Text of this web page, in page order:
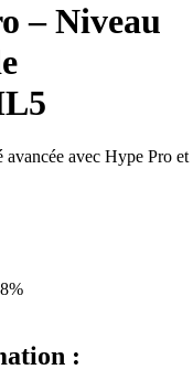
– Niveau
avec Hype Pro et
: